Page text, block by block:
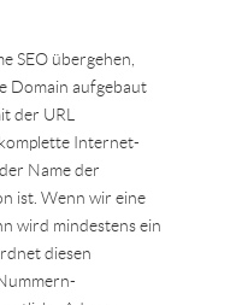
SEO übergehen,
Domain aufgebaut
der URL
Internet-
Name der
ist. Wenn wir eine
wird mindestens ein
diesen